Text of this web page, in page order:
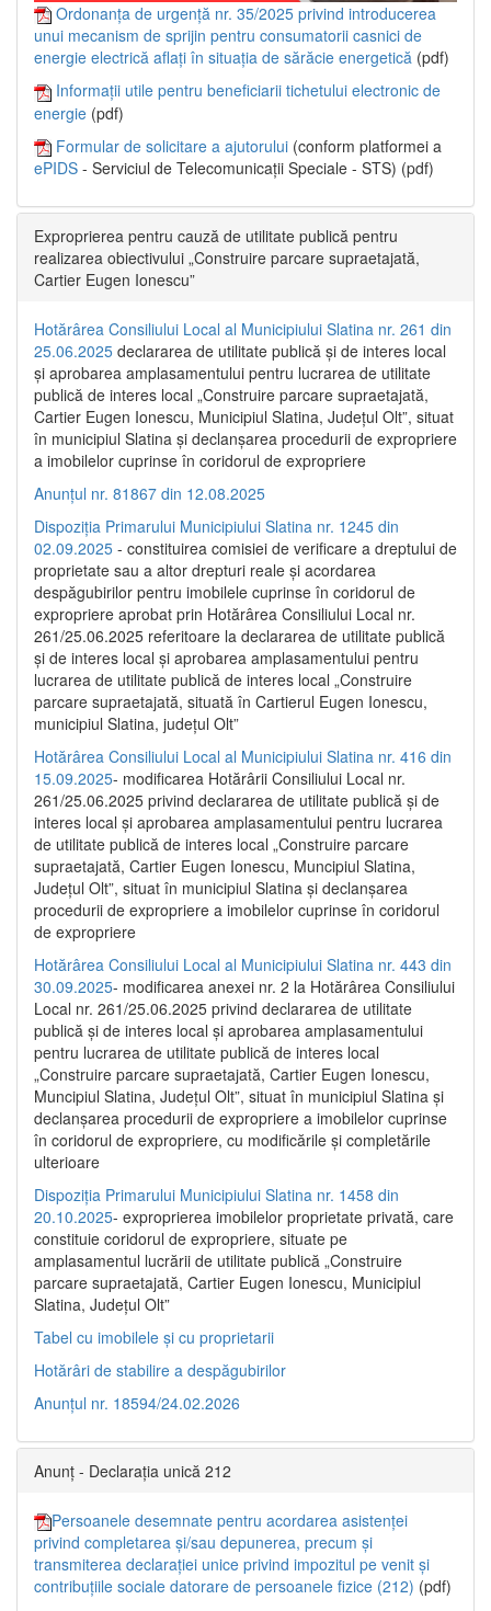
Ordonanța de urgență nr. 35/2025 privind introducerea
unui mecanism de sprijin pentru consumatorii casnici de
energie electrică aflați în situația de sărăcie energetică (pdf)
Informații utile pentru beneficiarii tichetului electronic de
energie (pdf)
Formular de solicitare a ajutorului (conform platformei a
ePIDS - Serviciul de Telecomunicații Speciale - STS) (pdf)
Exproprierea pentru cauză de utilitate publică pentru
realizarea obiectivului „Construire parcare supraetajată,
Cartier Eugen Ionescu”
Hotărârea Consiliului Local al Municipiului Slatina nr. 261 din
25.06.2025 declararea de utilitate publică și de interes local
și aprobarea amplasamentului pentru lucrarea de utilitate
publică de interes local „Construire parcare supraetajată,
Cartier Eugen Ionescu, Municipiul Slatina, Județul Olt”, situat
în municipiul Slatina și declanșarea procedurii de expropriere
a imobilelor cuprinse în coridorul de expropriere
Anunțul nr. 81867 din 12.08.2025
Dispoziția Primarului Municipiului Slatina nr. 1245 din
02.09.2025 - constituirea comisiei de verificare a dreptului de
proprietate sau a altor drepturi reale și acordarea
despăgubirilor pentru imobilele cuprinse în coridorul de
expropriere aprobat prin Hotărârea Consiliului Local nr.
261/25.06.2025 referitoare la declararea de utilitate publică
și de interes local și aprobarea amplasamentului pentru
lucrarea de utilitate publică de interes local „Construire
parcare supraetajată, situată în Cartierul Eugen Ionescu,
municipiul Slatina, județul Olt”
Hotărârea Consiliului Local al Municipiului Slatina nr. 416 din
15.09.2025- modificarea Hotărârii Consiliului Local nr.
261/25.06.2025 privind declararea de utilitate publică și de
interes local și aprobarea amplasamentului pentru lucrarea
de utilitate publică de interes local „Construire parcare
supraetajată, Cartier Eugen Ionescu, Muncipiul Slatina,
Județul Olt”, situat în municipiul Slatina și declanșarea
procedurii de expropriere a imobilelor cuprinse în coridorul
de expropriere
Hotărârea Consiliului Local al Municipiului Slatina nr. 443 din
30.09.2025- modificarea anexei nr. 2 la Hotărârea Consiliului
Local nr. 261/25.06.2025 privind declararea de utilitate
publică şi de interes local şi aprobarea amplasamentului
pentru lucrarea de utilitate publică de interes local
„Construire parcare supraetajată, Cartier Eugen Ionescu,
Muncipiul Slatina, Judeţul Olt”, situat în municipiul Slatina şi
declanşarea procedurii de expropriere a imobilelor cuprinse
în coridorul de expropriere, cu modificările şi completările
ulterioare
Dispoziția Primarului Municipiului Slatina nr. 1458 din
20.10.2025- exproprierea imobilelor proprietate privată, care
constituie coridorul de expropriere, situate pe
amplasamentul lucrării de utilitate publică „Construire
parcare supraetajată, Cartier Eugen Ionescu, Municipiul
Slatina, Județul Olt”
Tabel cu imobilele și cu proprietarii
Hotărâri de stabilire a despăgubirilor
Anunțul nr. 18594/24.02.2026
Anunț - Declarația unică 212
Persoanele desemnate pentru acordarea asistenței
privind completarea și/sau depunerea, precum și
transmiterea declarației unice privind impozitul pe venit și
contribuțiile sociale datorare de persoanele fizice (212) (pdf)